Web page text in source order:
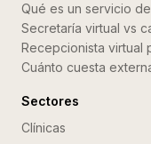
Qué es un servicio
Secretaría virtual vs
Recepcionista virtual
Cuánto cuesta
Sectores
Clínicas